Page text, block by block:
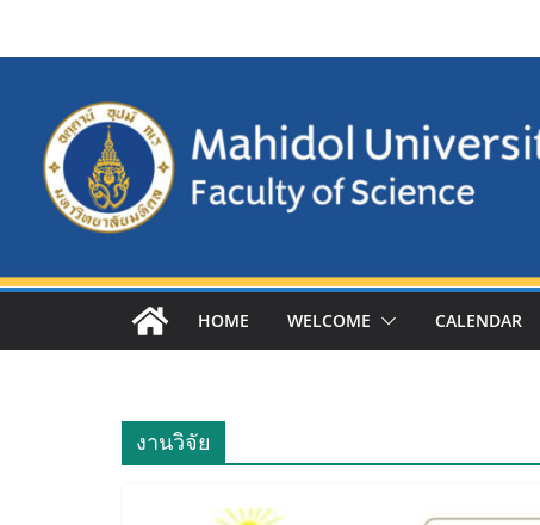
HOME WELCOME CALENDAR
งานวิจัย